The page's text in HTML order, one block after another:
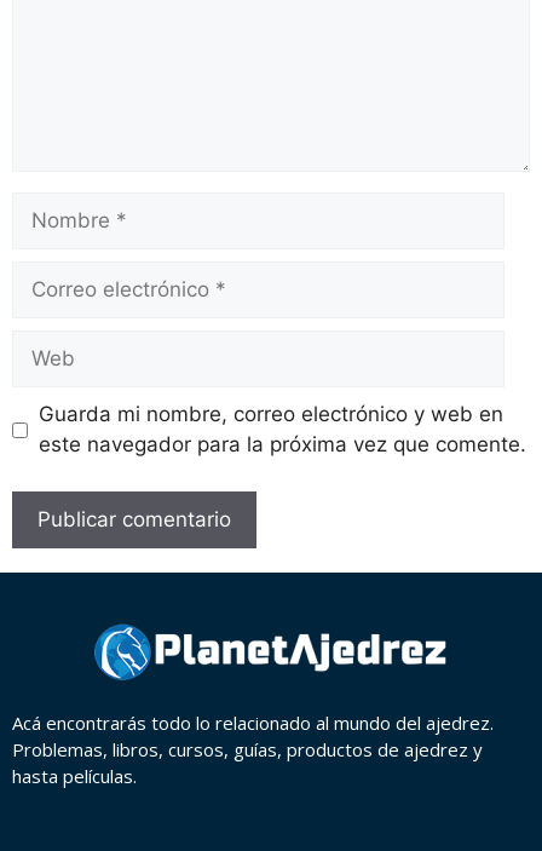
Guarda mi nombre, correo electrónico y web en
este navegador para la próxima vez que comente.
Acá encontrarás todo lo relacionado al mundo del ajedrez.
Problemas, libros, cursos, guías, productos de ajedrez y
hasta películas.